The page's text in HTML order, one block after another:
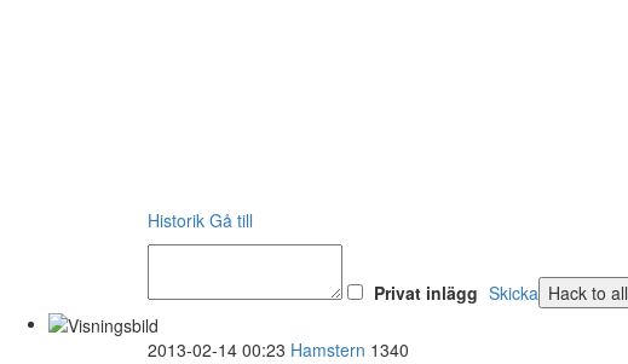
Historik Gå till
Privat inlägg Skicka
2013-02-14 00:23 Hamstern 1340